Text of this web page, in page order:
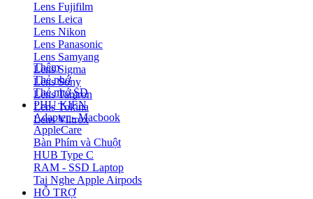
Lens Fujifilm
Lens Leica
Lens Nikon
Lens Panasonic
Lens Samyang
Lens Sigma
Lens Sony
Lens Tamron
Lens Tokina
Lens Viltrox
Thêm
Thẻ nhớ
Thẻ nhớ SD
PHỤ KIỆN
Adapter - Macbook
AppleCare
Bàn Phím và Chuột
HUB Type C
RAM - SSD Laptop
Tai Nghe Apple Airpods
HỖ TRỢ